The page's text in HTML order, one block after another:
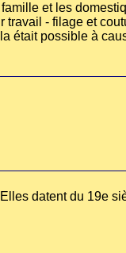
et les
travail - filage et
était possible à
datent du 19e